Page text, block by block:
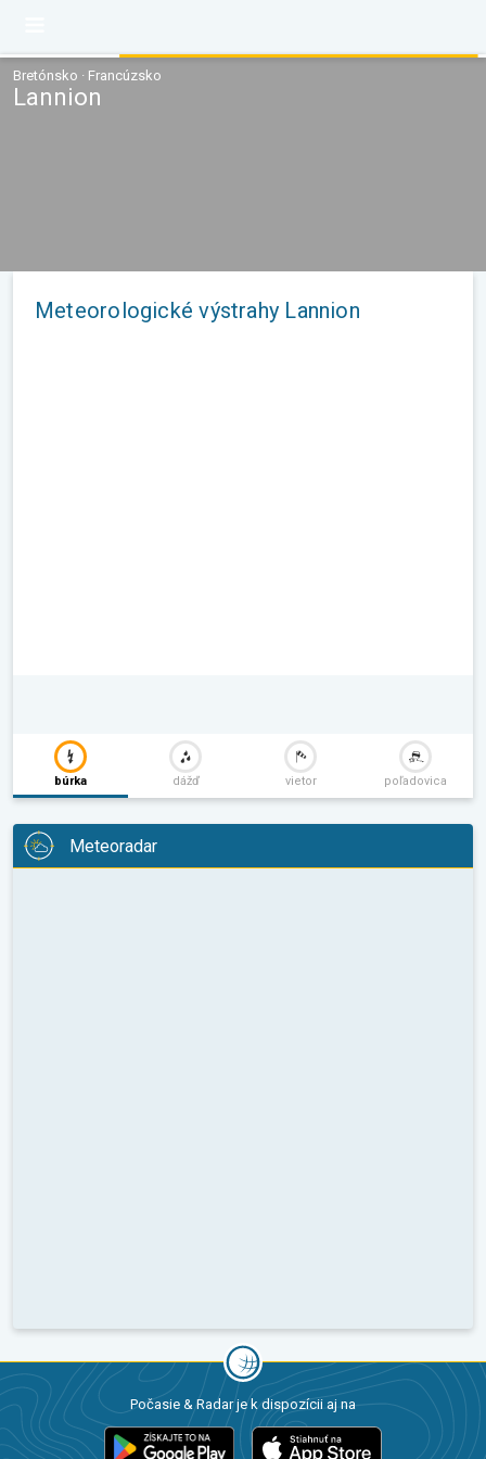
Bretónsko · Francúzsko
Lannion
Meteorologické výstrahy Lannion
búrka dážď vietor poľadovica
Meteoradar
Počasie & Radar je k dispozícii aj na